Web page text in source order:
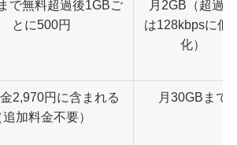
で無料超過後1GBご
とに500円
月2GB（超過後
は128kbpsに低
化）
2,970円に含まれる
追加料金不要）
月30GBまで